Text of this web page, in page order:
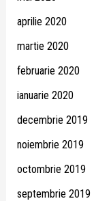
aprilie 2020
martie 2020
februarie 2020
ianuarie 2020
decembrie 2019
noiembrie 2019
octombrie 2019
septembrie 2019